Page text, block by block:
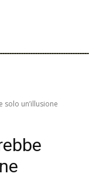
solo un’illusione